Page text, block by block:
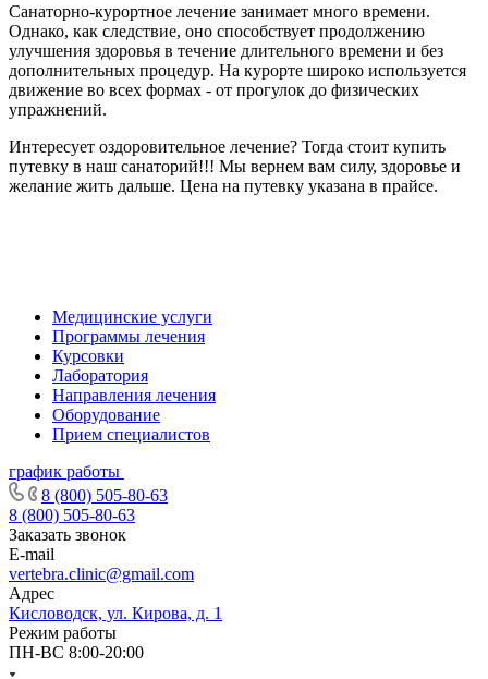
Санаторно-курортное лечение занимает много времени.
Однако, как следствие, оно способствует продолжению
улучшения здоровья в течение длительного времени и без
дополнительных процедур. На курорте широко используется
движение во всех формах - от прогулок до физических
упражнений.
Интересует оздоровительное лечение? Тогда стоит купить
путевку в наш санаторий!!! Мы вернем вам силу, здоровье и
желание жить дальше. Цена на путевку указана в прайсе.
Медицинские услуги
Программы лечения
Курсовки
Лаборатория
Направления лечения
Оборудование
Прием специалистов
график работы
8 (800) 505-80-63
8 (800) 505-80-63
Заказать звонок
E-mail
vertebra.clinic@gmail.com
Адрес
Кисловодск, ул. Кирова, д. 1
Режим работы
ПН-ВС 8:00-20:00